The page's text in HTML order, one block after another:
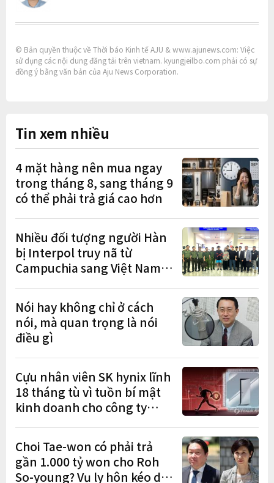
© Bản quyền thuộc về Thời báo Kinh tế AJU & www.ajunews.com: Việc
sử dụng các nội dung đăng tải trên vietnam. kyungjeilbo.com phải có sự
đồng ý bằng văn bản của Aju News Corporation.
Tin xem nhiều
4 mặt hàng nên mua ngay
trong tháng 8, sang tháng 9
có thể phải trả giá cao hơn
Nhiều đối tượng người Hàn
bị Interpol truy nã từ
Campuchia sang Việt Nam
Nói hay không chỉ ở cách
nói, mà quan trọng là nói
điều gì
Cựu nhân viên SK hynix lĩnh
18 tháng tù vì tuồn bí mật
kinh doanh cho công ty
Choi Tae-won có phải trả
gần 1.000 tỷ won cho Roh
So-young? Vụ ly hôn kéo dài